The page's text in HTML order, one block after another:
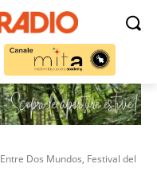
Entre Dos Mundos, Festival del